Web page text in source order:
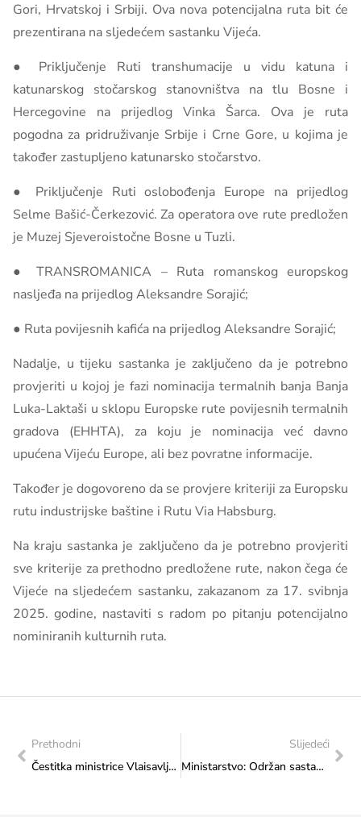
Gori, Hrvatskoj i Srbiji. Ova nova potencijalna ruta bit će
prezentirana na sljedećem sastanku Vijeća.
● Priključenje Ruti transhumacije u vidu katuna i
katunarskog stočarskog stanovništva na tlu Bosne i
Hercegovine na prijedlog Vinka Šarca. Ova je ruta
pogodna za pridruživanje Srbije i Crne Gore, u kojima je
također zastupljeno katunarsko stočarstvo.
● Priključenje Ruti oslobođenja Europe na prijedlog
Selme Bašić-Čerkezović. Za operatora ove rute predložen
je Muzej Sjeveroistočne Bosne u Tuzli.
● TRANSROMANICA – Ruta romanskog europskog
nasljeđa na prijedlog Aleksandre Sorajić;
● Ruta povijesnih kafića na prijedlog Aleksandre Sorajić;
Nadalje, u tijeku sastanka je zaključeno da je potrebno
provjeriti u kojoj je fazi nominacija termalnih banja Banja
Luka-Laktaši u sklopu Europske rute povijesnih termalnih
gradova (EHHTA), za koju je nominacija već davno
upućena Vijeću Europe, ali bez povratne informacije.
Također je dogovoreno da se provjere kriteriji za Europsku
rutu industrijske baštine i Rutu Via Habsburg.
Na kraju sastanka je zaključeno da je potrebno provjeriti
sve kriterije za prethodno predložene rute, nakon čega će
Vijeće na sljedećem sastanku, zakazanom za 17. svibnja
2025. godine, nastaviti s radom po pitanju potencijalno
nominiranih kulturnih ruta.
Prethodni
Čestitka ministrice Vlaisavljević Zakladi Ljudsko bratstvo
Slijedeći
Ministarstvo: Održan sastanak s predstavnicama Sarajevo Photography Festivala